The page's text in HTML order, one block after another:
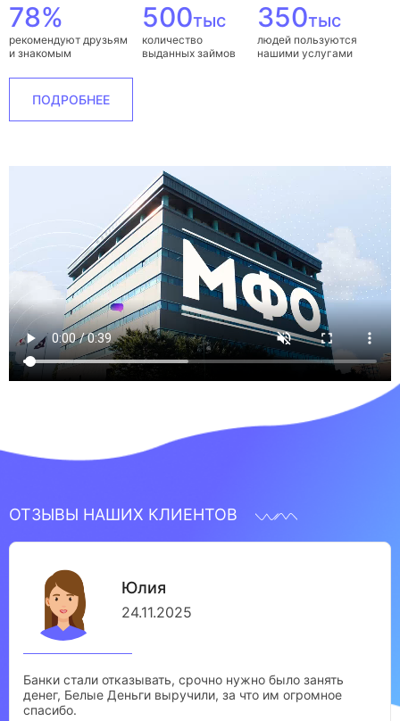
78%
рекомендуют друзьям
и знакомым
500тыс
количество
выданных займов
350тыс
людей пользуются
нашими услугами
ПОДРОБНЕЕ
ОТЗЫВЫ НАШИХ КЛИЕНТОВ
Юлия
24.11.2025
Банки стали отказывать, срочно нужно было занять
денег, Белые Деньги выручили, за что им огромное
спасибо.